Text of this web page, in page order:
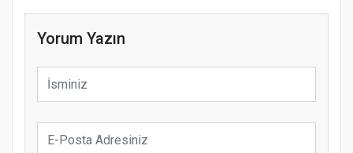
Yorum Yazın